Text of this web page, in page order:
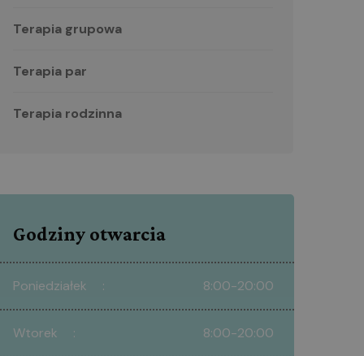
Terapia grupowa
Terapia par
Terapia rodzinna
Godziny otwarcia
Poniedziałek 8:00-20:00
Wtorek 8:00-20:00